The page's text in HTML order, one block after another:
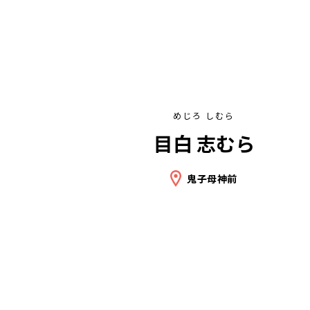
めじろ しむら
目白 志むら
鬼子母神前